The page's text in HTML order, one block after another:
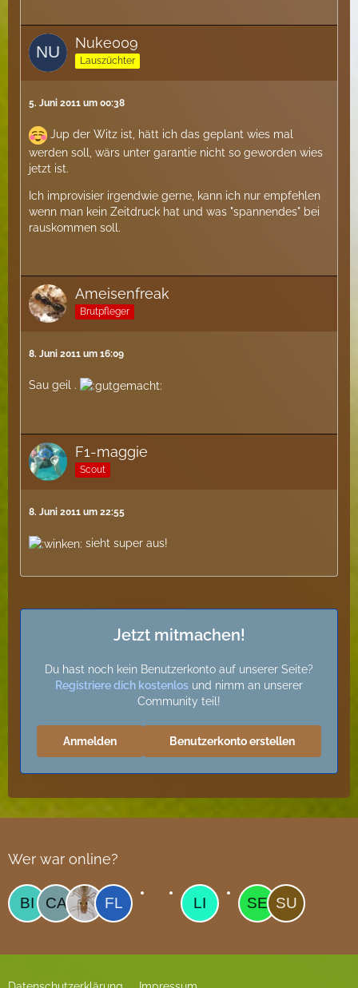
Nuke009
Lauszüchter
5. Juni 2011 um 00:38
Jup der Witz ist, hätt ich das geplant wies mal
werden soll, wärs unter garantie nicht so geworden wies
jetzt ist.
Ich improvisier irgendwie gerne, kann ich nur empfehlen
wenn man kein Zeitdruck hat und was "spannendes" bei
rauskommen soll.
Ameisenfreak
Brutpfleger
8. Juni 2011 um 16:09
Sau geil .
F1-maggie
Scout
8. Juni 2011 um 22:55
sieht super aus!
Jetzt mitmachen!
Du hast noch kein Benutzerkonto auf unserer Seite?
Registriere dich kostenlos und nimm an unserer
Community teil!
Benutzerkonto erstellen
Anmelden
Wer war online?